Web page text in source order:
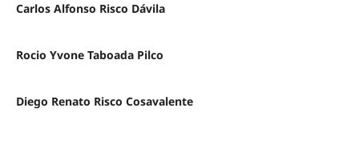
Carlos Alfonso Risco Dávila
Rocio Yvone Taboada Pilco
Diego Renato Risco Cosavalente